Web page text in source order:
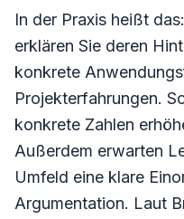
In der Praxis heißt
erklären Sie deren
konkrete
Projekterfahrungen.
konkrete Zahlen
Außerdem erwarten
Umfeld eine klare
Argumentation. Laut